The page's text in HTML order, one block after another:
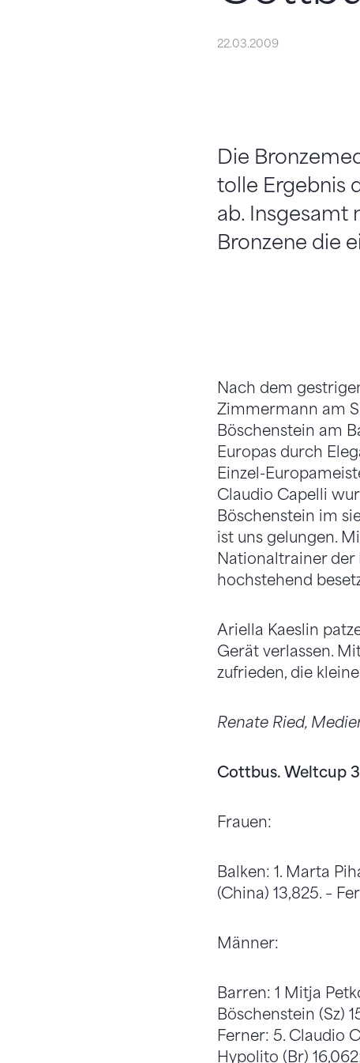
22.03.2009
Die
tolle Ergebnis
ab. Insgesamt
Bronzene die
Nach dem
Zimmermann am
Böschenstein am
Europas durch
Einzel-
Claudio Capelli
Böschenstein im
ist uns gelungen.
Nationaltrainer der
hochstehend
Ariella Kaeslin
Gerät verlassen.
zufrieden, die
Renate Ried,
Cottbus. Weltcup
Frauen:
Balken: 1. Marta
(China) 13,825. –
Männer:
Barren: 1 Mitja
Böschenstein (Sz)
Ferner: 5. Claudio
Hypolito (Br)